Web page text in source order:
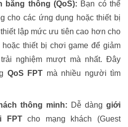
băng thông (QoS): Bạn có thể
cho các ứng dụng hoặc thiết bị
lập mức ưu tiên cao hơn cho
hoặc thiết bị chơi game để giảm
nghiệm mượt mà nhất. Đây
QoS FPT mà nhiều người tìm
thông minh: Dễ dànggiới
FPTcho mạng khách (Guest